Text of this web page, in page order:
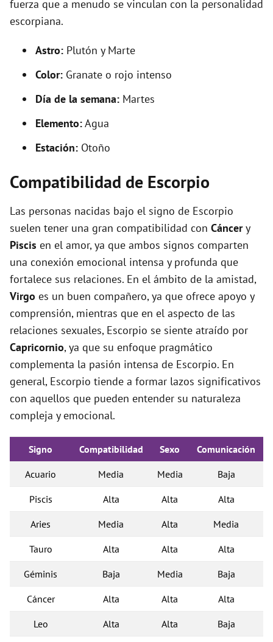
fuerza que a menudo se vinculan con la personalidad
escorpiana.
Astro: Plutón y Marte
Color: Granate o rojo intenso
Día de la semana: Martes
Elemento:Agua
Estación: Otoño
Compatibilidad de Escorpio
Las personas nacidas bajo el signo de Escorpio
suelen tener una gran compatibilidad con Cáncery
Piscis en el amor, ya que ambos signos comparten
una conexión emocional intensa y profunda que
fortalece sus relaciones. En el ámbito de la amistad,
Virgo es un buen compañero, ya que ofrece apoyo y
comprensión, mientras que en el aspecto de las
relaciones sexuales, Escorpio se siente atraído por
Capricornio, ya que su enfoque pragmático
complementa la pasión intensa de Escorpio. En
general, Escorpio tiende a formar lazos significativos
con aquellos que pueden entender su naturaleza
compleja y emocional.
Signo Compatibilidad Sexo Comunicación
Acuario Media Media Baja
Piscis Alta Alta Alta
Aries Media Alta Media
Tauro Alta Alta Alta
Géminis Baja Media Baja
Cáncer Alta Alta Alta
Leo Alta Alta Baja